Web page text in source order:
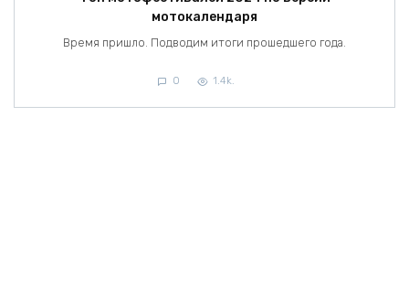
мотокалендаря
Время пришло. Подводим итоги прошедшего года.
0 1.4k.